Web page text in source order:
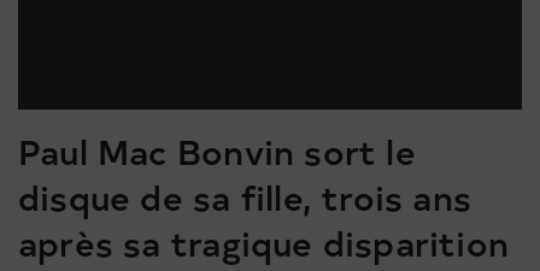
Paul Mac Bonvin sort le
disque de sa fille, trois ans
après sa tragique disparition